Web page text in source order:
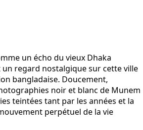
un écho du vieux Dhaka
regard nostalgique sur cette ville
bangladaise. Doucement,
noir et blanc de Munem
teintées tant par les années et la
perpétuel de la vie